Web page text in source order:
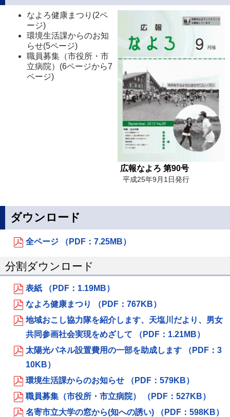
広報なよろ 第90号
平成25年9月1日発行
なよろ健康まつり(2ペ
ージ)
環境生活課からのお知
らせ(5ページ)
職員募集（市役所・市
立病院）(6ページから7
ページ)
ダウンロード
全ページ （PDF：7.25MB）
分割ダウンロード
表紙 （PDF：1.19MB）
なよろ健康まつり （PDF：767KB）
地域おこし協力隊を紹介します、天塩川だより、男女
共同参画社会実現をめざして （PDF：1.21MB）
太陽光パネル設置費用の一部を助成します （PDF：3
10KB）
環境生活課からのお知らせ （PDF：579KB）
職員募集（市役所・市立病院） （PDF：527KB）
名寄市立大学の窓から(知への誘い) （PDF：598KB）